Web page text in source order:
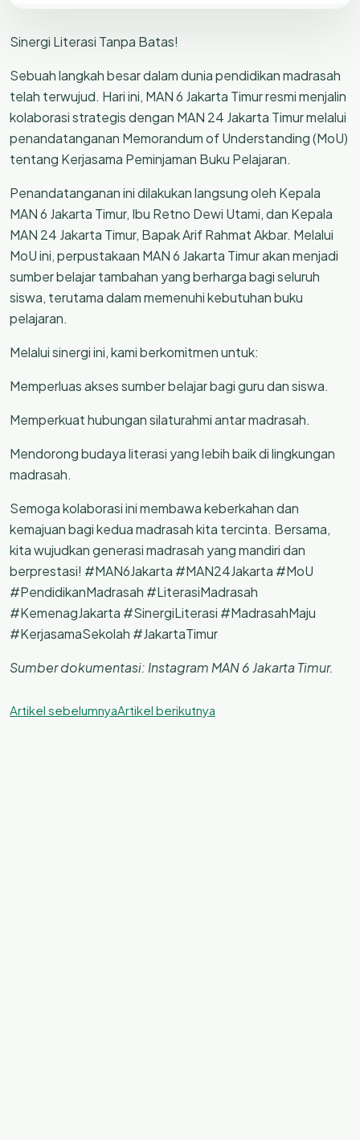
Sinergi Literasi Tanpa Batas!
Sebuah langkah besar dalam dunia pendidikan madrasah
telah terwujud. Hari ini, MAN 6 Jakarta Timur resmi menjalin
kolaborasi strategis dengan MAN 24 Jakarta Timur melalui
penandatanganan Memorandum of Understanding (MoU)
tentang Kerjasama Peminjaman Buku Pelajaran.
Penandatanganan ini dilakukan langsung oleh Kepala
MAN 6 Jakarta Timur, Ibu Retno Dewi Utami, dan Kepala
MAN 24 Jakarta Timur, Bapak Arif Rahmat Akbar. Melalui
MoU ini, perpustakaan MAN 6 Jakarta Timur akan menjadi
sumber belajar tambahan yang berharga bagi seluruh
siswa, terutama dalam memenuhi kebutuhan buku
pelajaran.
Melalui sinergi ini, kami berkomitmen untuk:
Memperluas akses sumber belajar bagi guru dan siswa.
Memperkuat hubungan silaturahmi antar madrasah.
Mendorong budaya literasi yang lebih baik di lingkungan
madrasah.
Semoga kolaborasi ini membawa keberkahan dan
kemajuan bagi kedua madrasah kita tercinta. Bersama,
kita wujudkan generasi madrasah yang mandiri dan
berprestasi! #MAN6Jakarta #MAN24Jakarta #MoU
#PendidikanMadrasah #LiterasiMadrasah
#KemenagJakarta #SinergiLiterasi #MadrasahMaju
#KerjasamaSekolah #JakartaTimur
Sumber dokumentasi: Instagram MAN 6 Jakarta Timur.
Artikel sebelumnyaArtikel berikutnya